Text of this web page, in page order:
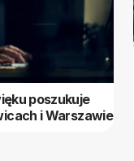
poszukuje
i Warszawie